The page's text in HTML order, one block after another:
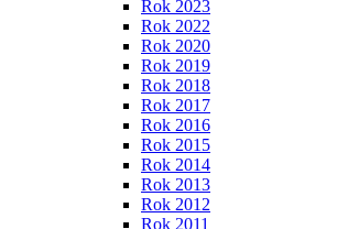
Rok 2023
Rok 2022
Rok 2020
Rok 2019
Rok 2018
Rok 2017
Rok 2016
Rok 2015
Rok 2014
Rok 2013
Rok 2012
Rok 2011